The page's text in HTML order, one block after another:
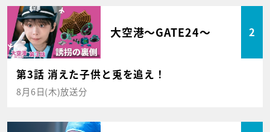
大空港～GATE24～ 2
第3話 消えた子供と兎を追え！
8月6日(木)放送分